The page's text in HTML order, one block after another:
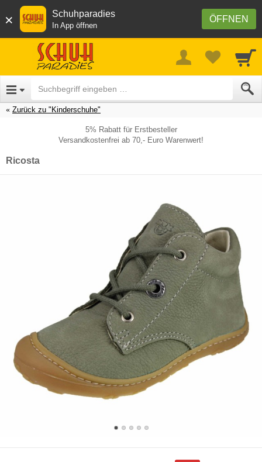
× ÖFFNEN
Schuhparadies
In App öffnen
Zurück zu "Kinderschuhe"
5% Rabatt für Erstbesteller
Versandkostenfrei ab 70,- Euro Warenwert!
Ricosta